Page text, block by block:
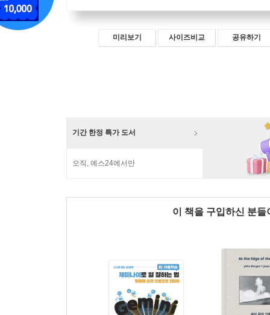
미리보기 사이즈비교 공유하기
기간 한정 특가 도서
오직, 예스24에서만
이 책을 구입하신 분